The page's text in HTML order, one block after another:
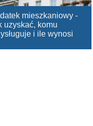
mieszkaniowy -
uzyskać, komu
i ile wynosi